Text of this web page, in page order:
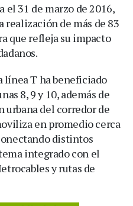
el 31 de marzo de 2016,
de más de 83
que refleja su impacto
línea T ha beneficiado
8, 9 y 10, además de
del corredor de
en promedio cerca
distintos
integrado con el
y rutas de